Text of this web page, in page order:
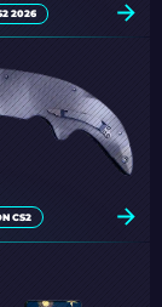
2026
CS2